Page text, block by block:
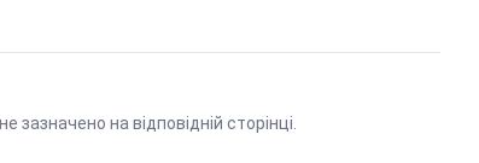
зазначено на відповідній сторінці.